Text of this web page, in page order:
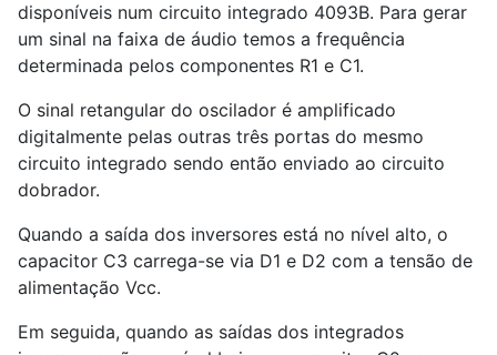
disponíveis num circuito integrado 4093B. Para gerar
um sinal na faixa de áudio temos a frequência
determinada pelos componentes R1 e C1.
O sinal retangular do oscilador é amplificado
digitalmente pelas outras três portas do mesmo
circuito integrado sendo então enviado ao circuito
dobrador.
Quando a saída dos inversores está no nível alto, o
capacitor C3 carrega-se via D1 e D2 com a tensão de
alimentação Vcc.
Em seguida, quando as saídas dos integrados